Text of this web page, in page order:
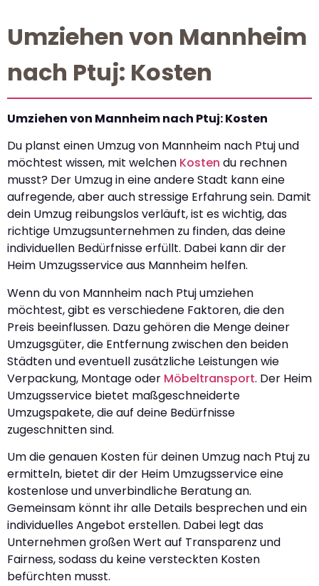
Umziehen von Mannheim
nach Ptuj: Kosten
Umziehen von Mannheim nach Ptuj: Kosten
Du planst einen Umzug von Mannheim nach Ptuj und
möchtest wissen, mit welchen Kosten du rechnen
musst? Der Umzug in eine andere Stadt kann eine
aufregende, aber auch stressige Erfahrung sein. Damit
dein Umzug reibungslos verläuft, ist es wichtig, das
richtige Umzugsunternehmen zu finden, das deine
individuellen Bedürfnisse erfüllt. Dabei kann dir der
Heim Umzugsservice aus Mannheim helfen.
Wenn du von Mannheim nach Ptuj umziehen
möchtest, gibt es verschiedene Faktoren, die den
Preis beeinflussen. Dazu gehören die Menge deiner
Umzugsgüter, die Entfernung zwischen den beiden
Städten und eventuell zusätzliche Leistungen wie
Verpackung, Montage oder Möbeltransport. Der Heim
Umzugsservice bietet maßgeschneiderte
Umzugspakete, die auf deine Bedürfnisse
zugeschnitten sind.
Um die genauen Kosten für deinen Umzug nach Ptuj zu
ermitteln, bietet dir der Heim Umzugsservice eine
kostenlose und unverbindliche Beratung an.
Gemeinsam könnt ihr alle Details besprechen und ein
individuelles Angebot erstellen. Dabei legt das
Unternehmen großen Wert auf Transparenz und
Fairness, sodass du keine versteckten Kosten
befürchten musst.